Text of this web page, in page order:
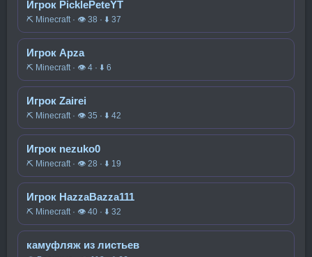
Игрок PicklePeteYT
⛏️ Minecraft · 👁 38 · ⬇ 37
Игрок Apza
⛏️ Minecraft · 👁 4 · ⬇ 6
Игрок Zairei
⛏️ Minecraft · 👁 35 · ⬇ 42
Игрок nezuko0
⛏️ Minecraft · 👁 28 · ⬇ 19
Игрок HazzaBazza111
⛏️ Minecraft · 👁 40 · ⬇ 32
камуфляж из листьев